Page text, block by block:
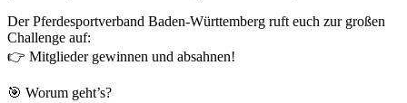
Der Pferdesportverband Baden-Württemberg ruft euch zur großen
Challenge auf:
👉 Mitglieder gewinnen und absahnen!
🎯 Worum geht’s?